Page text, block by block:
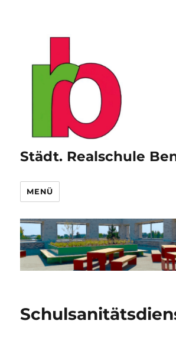
Städt. Realschule
MENÜ